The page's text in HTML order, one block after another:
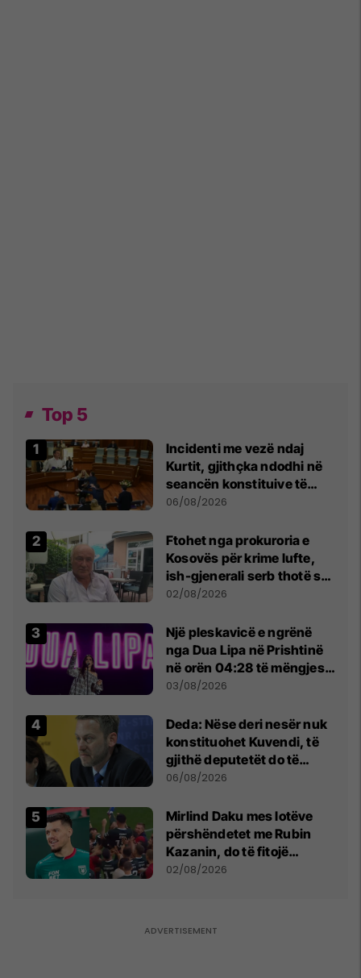
Top 5
Incidenti me vezë ndaj
Kurtit, gjithçka ndodhi në
seancën konstituive të
Kuvendit
06/08/2026
Ftohet nga prokuroria e
Kosovës për krime lufte,
ish-gjenerali serb thotë se
dikush e tradhtoi në
02/08/2026
Një pleskavicë e ngrënë
nga Dua Lipa në Prishtinë
në orën 04:28 të mëngjesit
- dhe bota digjitale serbe
03/08/2026
Deda: Nëse deri nesër nuk
konstituohet Kuvendi, të
gjithë deputetët do të
bëjnë shkelje të rëndë
06/08/2026
Mirlind Daku mes lotëve
përshëndetet me Rubin
Kazanin, do të fitojë
miliona te Spartak Moska
02/08/2026